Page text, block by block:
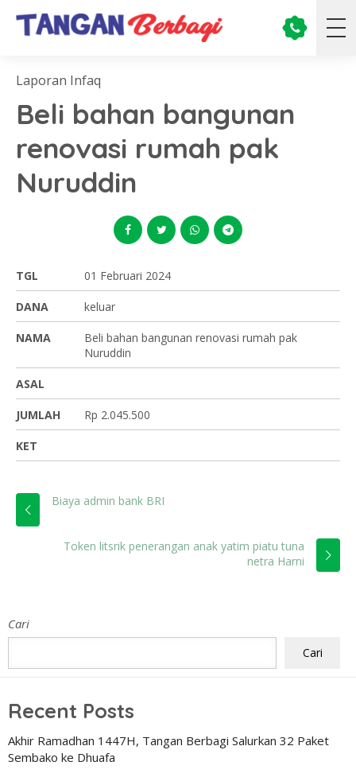
Laporan Infaq
Beli bahan bangunan
renovasi rumah pak
Nuruddin
TGL 01 Februari 2024
DANA keluar
NAMA
Beli bahan bangunan renovasi rumah pak
Nuruddin
ASAL
JUMLAH Rp 2.045.500
KET
Biaya admin bank BRI
Token litsrik penerangan anak yatim piatu tuna
netra Harni
Cari
Cari
Recent Posts
Akhir Ramadhan 1447H, Tangan Berbagi Salurkan 32 Paket
Sembako ke Dhuafa